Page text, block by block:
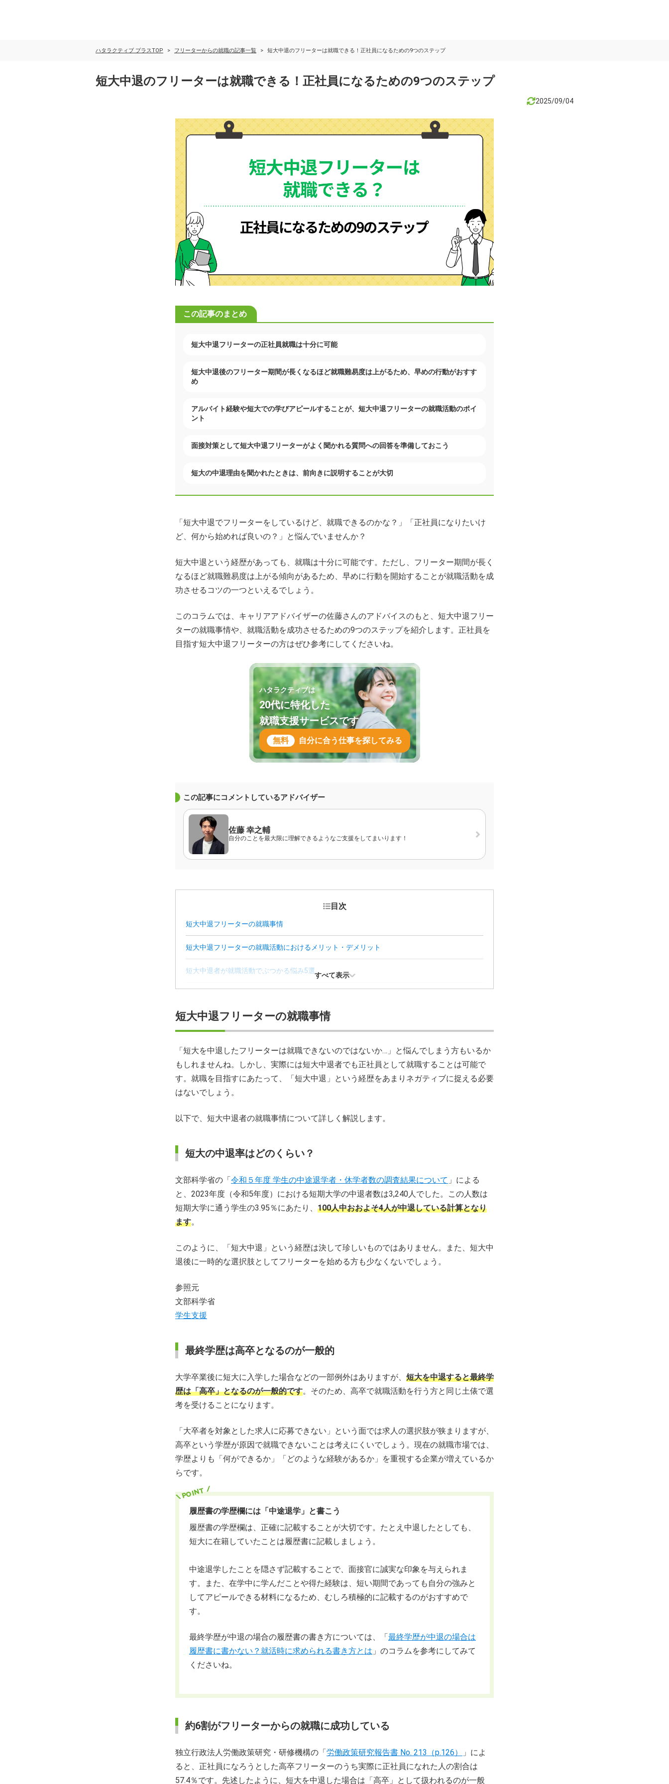
ハタラクティブ プラスTOP フリーターからの就職の記事一覧 短大中退のフリーターは就職できる！正社員になるための9つのステップ
短大中退のフリーターは就職できる！正社員になるための9つのステップ
2025/09/04
この記事のまとめ
短大中退フリーターの正社員就職は十分に可能
短大中退後のフリーター期間が長くなるほど就職難易度は上がるため、早めの行動がおすす
め
アルバイト経験や短大での学びアピールすることが、短大中退フリーターの就職活動のポイ
ント
面接対策として短大中退フリーターがよく聞かれる質問への回答を準備しておこう
短大の中退理由を聞かれたときは、前向きに説明することが大切
「短大中退でフリーターをしているけど、就職できるのかな？」「正社員になりたいけ
ど、何から始めれば良いの？」と悩んでいませんか？
短大中退という経歴があっても、就職は十分に可能です。ただし、フリーター期間が長く
なるほど就職難易度は上がる傾向があるため、早めに行動を開始することが就職活動を成
功させるコツの一つといえるでしょう。
このコラムでは、キャリアアドバイザーの佐藤さんのアドバイスのもと、短大中退フリー
ターの就職事情や、就職活動を成功させるための9つのステップを紹介します。正社員を
目指す短大中退フリーターの方はぜひ参考にしてくださいね。
ハタラクティブは
20代に特化した
就職支援サービスです
無料 自分に合う仕事を探してみる
この記事にコメントしているアドバイザー
佐藤 幸之輔
自分のことを最大限に理解できるようなご支援をしてまいります！
目次
短大中退フリーターの就職事情
短大中退フリーターの就職活動におけるメリット・デメリット
短大中退者が就職活動でぶつかる悩み5選
まとめ
すべて表示
短大中退フリーターの就職事情
「短大を中退したフリーターは就職できないのではないか…」と悩んでしまう方もいるか
もしれませんね。しかし、実際には短大中退者でも正社員として就職することは可能で
す。就職を目指すにあたって、「短大中退」という経歴をあまりネガティブに捉える必要
はないでしょう。
以下で、短大中退者の就職事情について詳しく解説します。
短大の中退率はどのくらい？
文部科学省の「令和５年度 学生の中途退学者・休学者数の調査結果について 」による
と、2023年度（令和5年度）における短期大学の中退者数は3,240人でした。この人数は
短期大学に通う学生の3.95％にあたり、 100人中おおよそ4人が中退している計算となり
ます。
このように、「短大中退」という経歴は決して珍しいものではありません。また、短大中
退後に一時的な選択肢としてフリーターを始める方も少なくないでしょう。
参照元
文部科学省
学生支援
最終学歴は高卒となるのが一般的
大学卒業後に短大に入学した場合などの一部例外はありますが、 短大を中退すると最終学
歴は「高卒」となるのが一般的です。そのため、高卒で就職活動を行う方と同じ土俵で選
考を受けることになります。
「大卒者を対象とした求人に応募できない」という面では求人の選択肢が狭まりますが、
高卒という学歴が原因で就職できないことは考えにくいでしょう。現在の就職市場では、
学歴よりも「何ができるか」「どのような経験があるか」を重視する企業が増えているか
らです。
履歴書の学歴欄には「中途退学」と書こう
履歴書の学歴欄は、正確に記載することが大切です。たとえ中退したとしても、
短大に在籍していたことは履歴書に記載しましょう。
中途退学したことを隠さず記載することで、面接官に誠実な印象を与えられま
す。また、在学中に学んだことや得た経験は、短い期間であっても自分の強みと
してアピールできる材料になるため、むしろ積極的に記載するのがおすすめで
す。
最終学歴が中退の場合の履歴書の書き方については、「最終学歴が中退の場合は
履歴書に書かない？就活時に求められる書き方とは 」のコラムを参考にしてみて
くださいね。
約6割がフリーターからの就職に成功している
独立行政法人労働政策研究・研修機構の「労働政策研究報告書 No. 213（p.126）
」によ
ると、正社員になろうとした高卒フリーターのうち実際に正社員になれた人の割合は
57.4％です。先述したように、短大を中退した場合は「高卒」として扱われるのが一般